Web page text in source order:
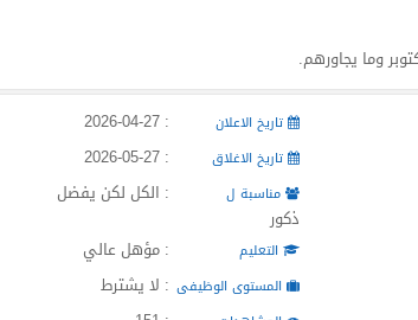
تاريخ الاعلان : 2026-04-27
تاريخ الاغلاق : 2026-05-27
مناسبة ل
: الكل لكن يفضل
ذكور
التعليم : مؤهل عالي
المستوى الوظيفى : لا يشترط